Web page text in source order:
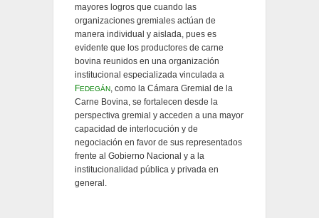
mayores logros que cuando las
organizaciones gremiales actúan de
manera individual y aislada, pues es
evidente que los productores de carne
bovina reunidos en una organización
institucional especializada vinculada a
FEDEGÁN, como la Cámara Gremial de la
Carne Bovina, se fortalecen desde la
perspectiva gremial y acceden a una mayor
capacidad de interlocución y de
negociación en favor de sus representados
frente al Gobierno Nacional y a la
institucionalidad pública y privada en
general.